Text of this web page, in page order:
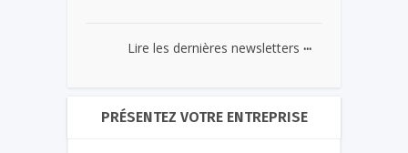
Lire les dernières newsletters ...
PRÉSENTEZ VOTRE ENTREPRISE